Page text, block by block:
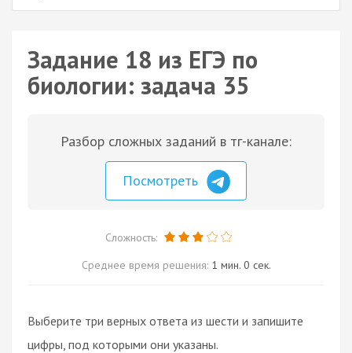
Задание 18 из ЕГЭ по
биологии: задача 35
Разбор сложных заданий в тг-канале:
Посмотреть
Сложность:
Среднее время решения: 1 мин. 0 сек.
Выберите три верных ответа из шести и запишите
цифры, под которыми они указаны.